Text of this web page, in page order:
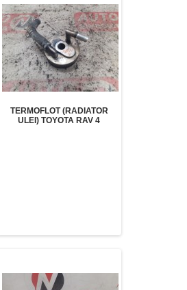
TERMOFLOT (RADIATOR
ULEI) TOYOTA RAV 4